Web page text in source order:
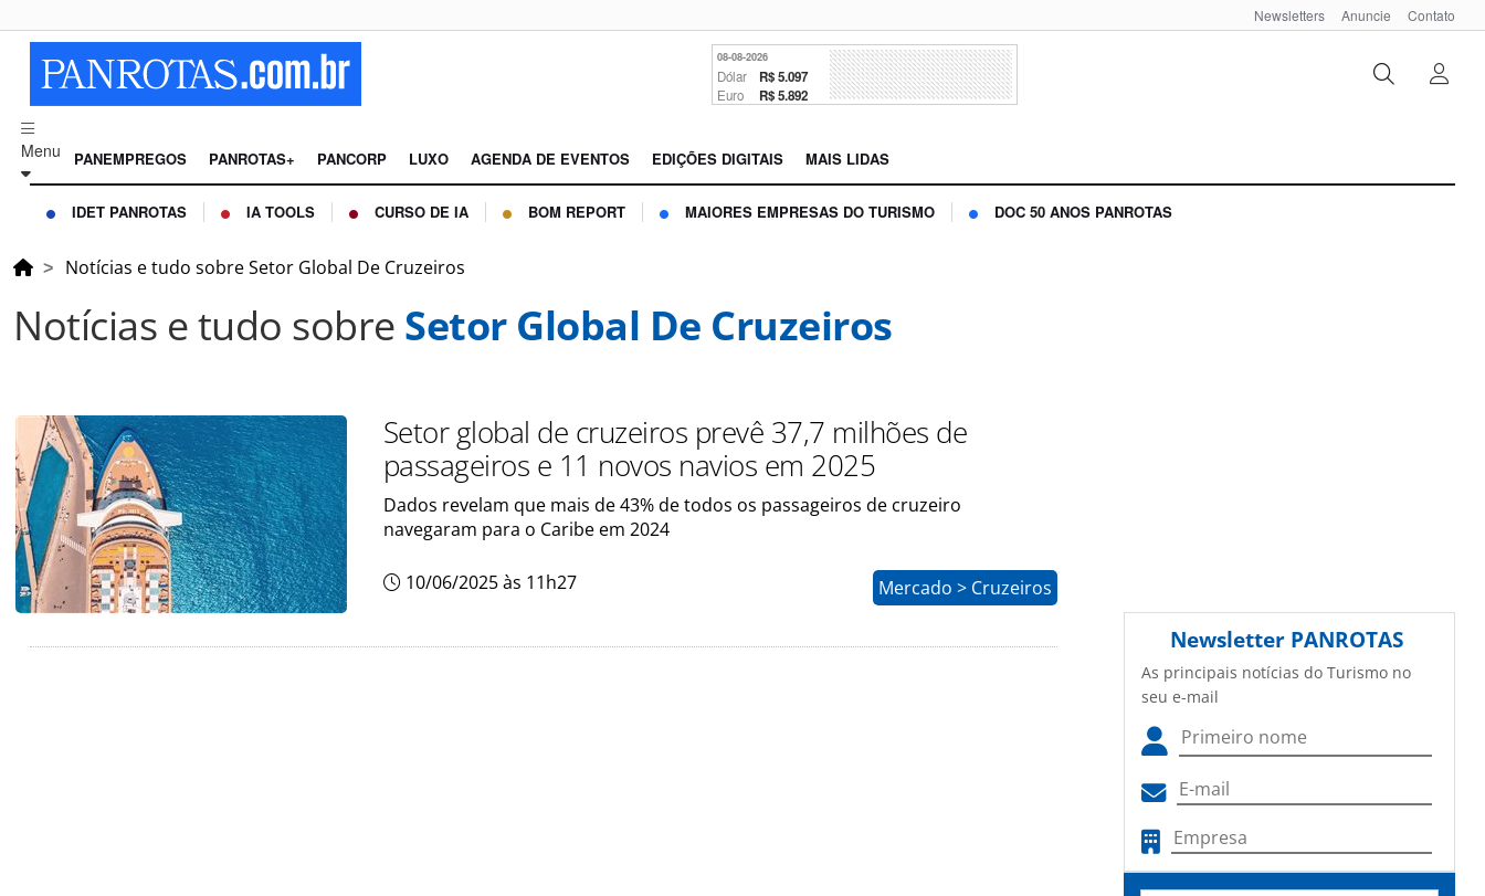
Newsletters Anuncie Contato
08-08-2026
Dólar R$ 5.097
Euro R$ 5.892
Menu PANEMPREGOS PANROTAS+ PANCORP LUXO AGENDA DE EVENTOS EDIÇÕES DIGITAIS MAIS LIDAS
IDET PANROTAS IA TOOLS CURSO DE IA BOM REPORT MAIORES EMPRESAS DO TURISMO DOC 50 ANOS PANROTAS
Notícias e tudo sobre Setor Global De Cruzeiros
Notícias e tudo sobre Setor Global De Cruzeiros
Setor global de cruzeiros prevê 37,7 milhões de
passageiros e 11 novos navios em 2025
Dados revelam que mais de 43% de todos os passageiros de cruzeiro
navegaram para o Caribe em 2024
10/06/2025 às 11h27 Mercado > Cruzeiros
Newsletter PANROTAS
As principais notícias do Turismo no
seu e-mail